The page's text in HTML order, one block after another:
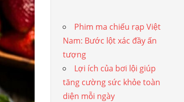
Phim ma chiếu rạp Việt
Nam: Bước lột xác đầy ấn
tượng
Lợi ích của bơi lội giúp
tăng cường sức khỏe toàn
diện mỗi ngày